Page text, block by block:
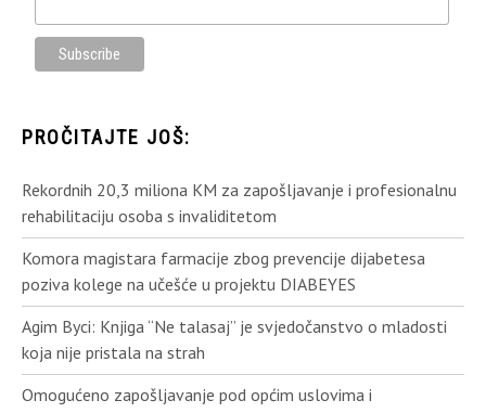
PROČITAJTE JOŠ:
Rekordnih 20,3 miliona KM za zapošljavanje i profesionalnu
rehabilitaciju osoba s invaliditetom
Komora magistara farmacije zbog prevencije dijabetesa
poziva kolege na učešće u projektu DIABEYES
Agim Byci: Knjiga “Ne talasaj” je svjedočanstvo o mladosti
koja nije pristala na strah
Omogućeno zapošljavanje pod općim uslovima i